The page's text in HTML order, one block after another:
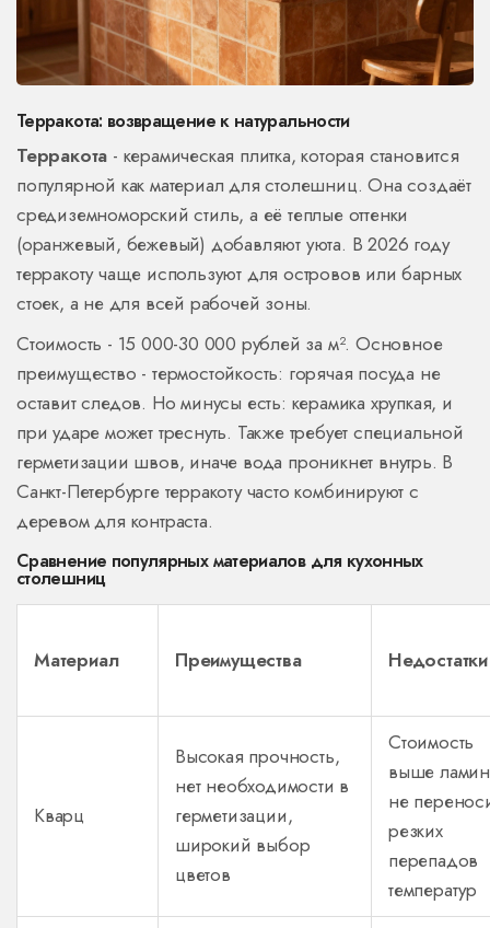
Терракота: возвращение к натуральности
Терракота - керамическая плитка, которая становится
популярной как материал для столешниц.Она создаёт
средиземноморский стиль, а её теплые оттенки
(оранжевый, бежевый) добавляют уюта. В 2026 году
терракоту чаще используют для островов или барных
стоек, а не для всей рабочей зоны.
Стоимость - 15 000-30 000 рублей за м². Основное
преимущество - термостойкость: горячая посуда не
оставит следов. Но минусы есть: керамика хрупкая, и
при ударе может треснуть. Также требует специальной
герметизации швов, иначе вода проникнет внутрь. В
Санкт-Петербурге терракоту часто комбинируют с
деревом для контраста.
Сравнение популярных материалов для кухонных
столешниц
Материал Преимущества Недостатки
Кварц
Высокая прочность,
нет необходимости в
герметизации,
широкий выбор
цветов
Стоимость
выше
не
резких
перепадов
температур